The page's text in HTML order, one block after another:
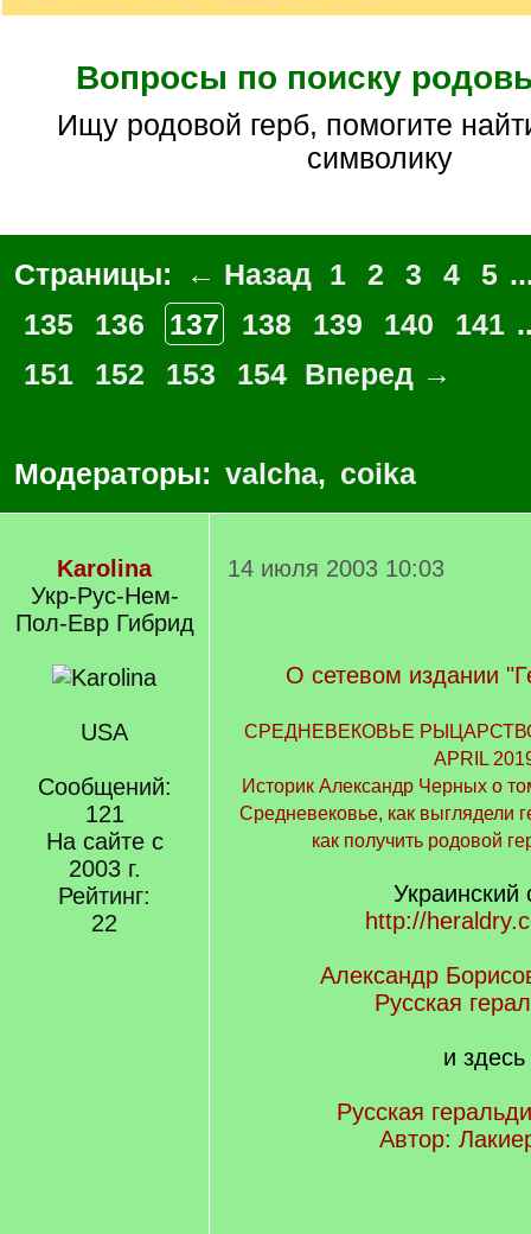
Вопросы по поиску
ищу родовой герб, помогите найти, объясните
символику
Страницы: ← Назад 1 2 3 4 5
135
136 137 138 139 140 141
151
152 153 154 Вперед →
Модераторы: valcha, coika
Karolina
Укр-Рус-Нем-
Пол-Евр Гибрид
USA
Сообщений:
121
На сайте с
2003 г.
Рейтинг:
22
14 июля 2003 10:03
О сетевом издании
СРЕДНЕВЕКОВЬЕ
APRIL
Историк Александр Черных о
Средневековье, как выглядели
как получить родовой
Украинский
http://
Александр
Русская
и здесь
Русская
Автор: